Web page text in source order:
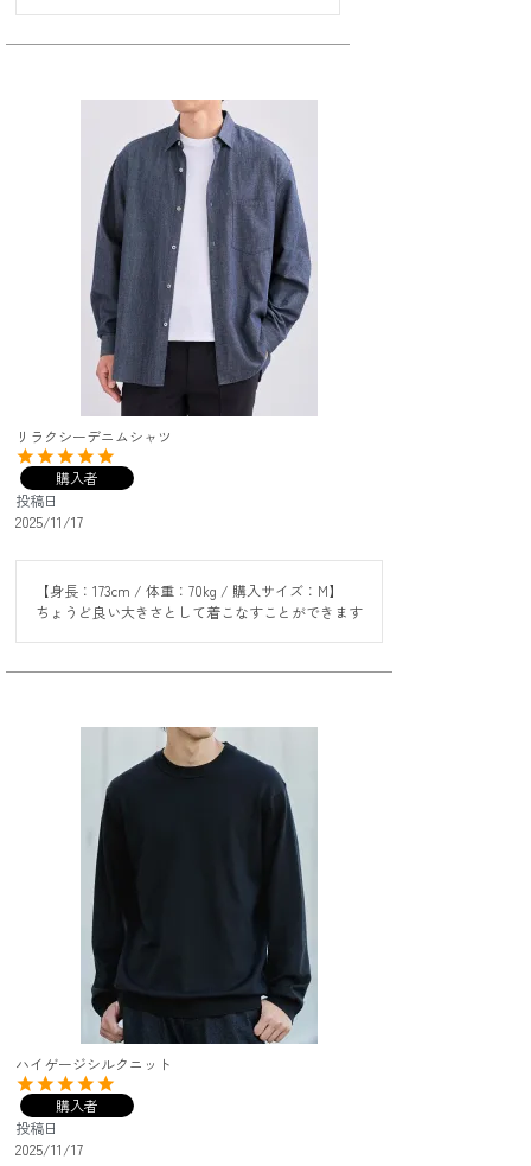
リラクシーデニムシャツ
購入者
投稿日
2025/11/17
【身長：173cm / 体重：70kg / 購入サイズ：M】
ちょうど良い大きさとして着こなすことができます
ハイゲージシルクニット
購入者
投稿日
2025/11/17